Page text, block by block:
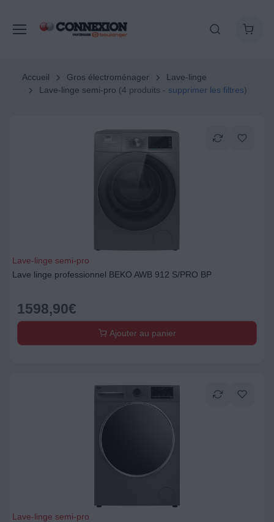
Accueil Gros électroménager
Lave-linge
Lave-linge semi-pro (4 produits - supprimer les filtres)
Lave-linge semi-pro
Lave linge professionnel BEKO AWB 912 S/PRO BP
1598,90€
Ajouter au panier
Lave-linge semi-pro